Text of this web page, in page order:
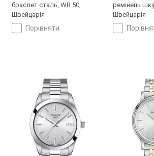
браслет сталь, WR 50,
Швейцарія
порівняти
ремінець
Швейцарія